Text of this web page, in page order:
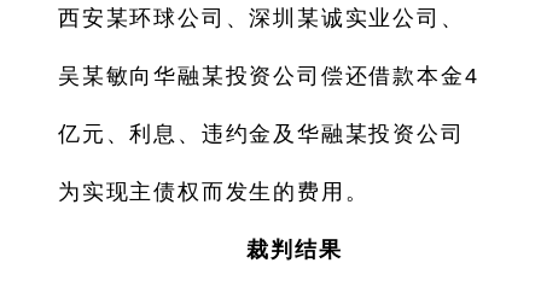
西安某环球公司、深圳某诚实业公司、
吴某敏向华融某投资公司偿还借款本金4
亿元、利息、违约金及华融某投资公司
为实现主债权而发生的费用。
裁判结果